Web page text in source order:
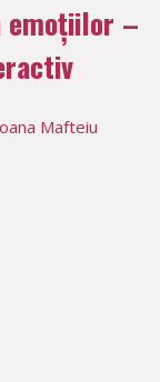
emoțiilor –
Mafteiu